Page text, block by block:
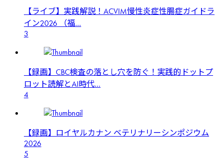
【ライブ】実践解説！ACVIM慢性炎症性腸症ガイドラ
イン2026 （福...
3
【録画】CBC検査の落とし穴を防ぐ！実践的ドットプ
ロット読解とAI時代...
4
【録画】ロイヤルカナン ベテリナリーシンポジウム
2026
5